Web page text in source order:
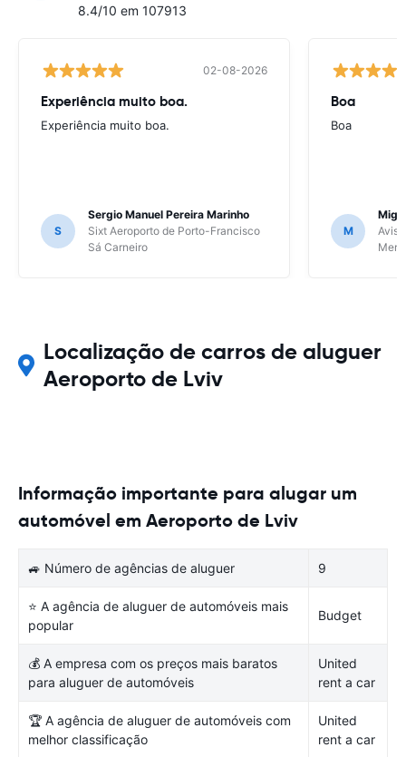
8.4/10 em 107913
02-08-2026
Experiência muito boa.
Experiência muito boa.
S
Sergio Manuel Pereira Marinho
Sixt Aeroporto de Porto-Francisco
Sá Carneiro
Boa
Boa
M
Avis
Localização de carros de aluguer
Aeroporto de Lviv
Informação importante para alugar um
automóvel em Aeroporto de Lviv
🚙 Número de agências de aluguer 9
⭐ A agência de aluguer de automóveis mais
popular
Budget
💰 A empresa com os preços mais baratos
para aluguer de automóveis
United
rent a car
🏆 A agência de aluguer de automóveis com
melhor classificação
United
rent a car